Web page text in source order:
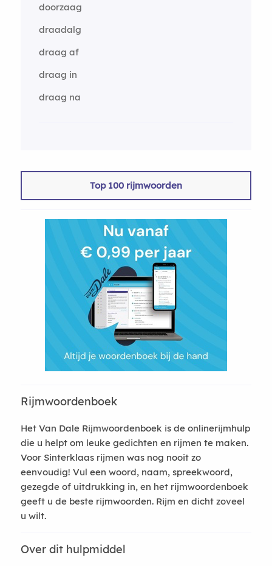
doorzaag
draadalg
draag af
draag in
draag na
Top 100 rijmwoorden
Rijmwoordenboek
Het Van Dale Rijmwoordenboek is de onlinerijmhulp
die u helpt om leuke gedichten en rijmen te maken.
Voor Sinterklaas rijmen was nog nooit zo
eenvoudig! Vul een woord, naam, spreekwoord,
gezegde of uitdrukking in, en het rijmwoordenboek
geeft u de beste rijmwoorden. Rijm en dicht zoveel
u wilt.
Over dit hulpmiddel